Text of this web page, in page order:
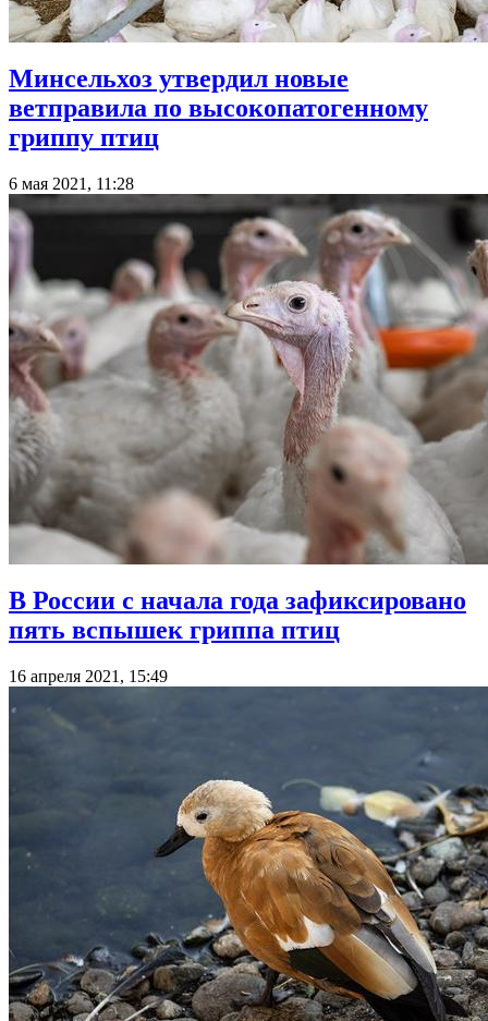
Минсельхоз утвердил новые
ветправила по высокопатогенному
гриппу птиц
6 мая 2021, 11:28
В России с начала года зафиксировано
пять вспышек гриппа птиц
16 апреля 2021, 15:49